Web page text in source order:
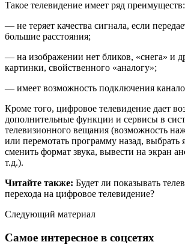
Такое телевидение имеет ряд преимуществ:
— не теряет качества сигнала, если
большие расстояния;
— на изображении нет бликов, «снега» и
картинки, свойственного «аналогу»;
— имеет возможность подключения
Кроме того, цифровое телевидение дает
дополнительные функции и сервисы в
телевизионного вещания (возможность
или перемотать программу назад, выбрать
сменить формат звука, вывести на экран
т.д.).
Читайте также: Будет ли показывать
перехода на цифровое телевидение?
Следующий материал
Самое интересное в соцсетях